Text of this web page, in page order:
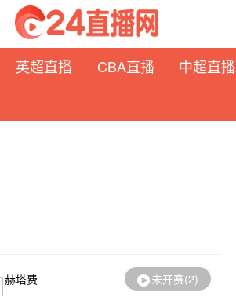
英超直播 CBA直播 中超直播
赫塔费 未开赛(2)